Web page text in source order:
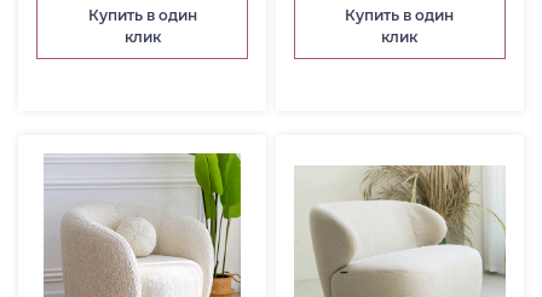
Купить в один
клик
Купить в один
клик